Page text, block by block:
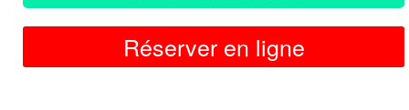
Réserver en ligne